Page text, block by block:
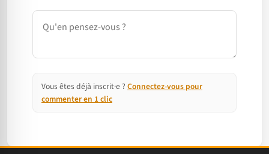
Commentaire
Vous êtes déjà inscrit·e ? Connectez-vous pour
commenter en 1 clic